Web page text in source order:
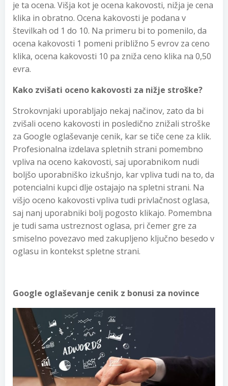
je ta ocena. Višja kot je ocena kakovosti, nižja je cena
klika in obratno. Ocena kakovosti je podana v
številkah od 1 do 10. Na primeru bi to pomenilo, da
ocena kakovosti 1 pomeni približno 5 evrov za ceno
klika, ocena kakovosti 10 pa zniža ceno klika na 0,50
evra.
Kako zvišati oceno kakovosti za nižje stroške?
Strokovnjaki uporabljajo nekaj načinov, zato da bi
zvišali oceno kakovosti in posledično znižali stroške
za Google oglaševanje cenik, kar se tiče cene za klik.
Profesionalna izdelava spletnih strani pomembno
vpliva na oceno kakovosti, saj uporabnikom nudi
boljšo uporabniško izkušnjo, kar vpliva tudi na to, da
potencialni kupci dlje ostajajo na spletni strani. Na
višjo oceno kakovosti vpliva tudi privlačnost oglasa,
saj nanj uporabniki bolj pogosto klikajo. Pomembna
je tudi sama ustreznost oglasa, pri čemer gre za
smiselno povezavo med zakupljeno ključno besedo v
oglasu in kontekst spletne strani.
Google oglaševanje cenik z bonusi za novince